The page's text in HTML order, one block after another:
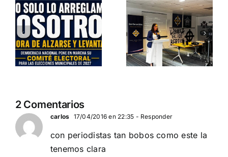
Entrevista a
Jennifer
Amaro
Departamento Pro-Vida
participa en
«La
Burbuja»
de
Periodista
2 Comentarios
carlos 17/04/2016 en 22:35 - Responder
con periodistas tan bobos como este la
tenemos clara